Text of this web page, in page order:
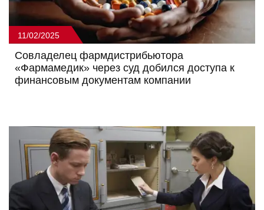
11/02/2025
Совладелец фармдистрибьютора
«Фармамедик» через суд добился доступа к
финансовым документам компании